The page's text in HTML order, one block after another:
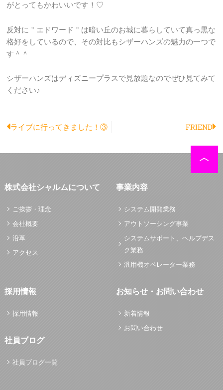
がとってもかわいいです！♡
反対に＂エドワード＂は暗い丘のお城に暮らしていて真っ黒な
格好をしているので、その対比もシザーハンズの魅力の一つで
す＾＾
シザーハンズはディズニープラスで見放題なのでぜひ見てみて
ください♪
Prev
ライブに行ってきました！③ FRIEND
株式会社シャルムについて
ご挨拶・理念
会社概要
沿革
アクセス
事業内容
システム開発業務
アウトソーシング事業
システムサポート、ヘルプデス
ク業務
汎用機オペレーター業務
採用情報
採用情報
社員ブログ
社員ブログ一覧
お知らせ・お問い合わせ
新着情報
お問い合わせ